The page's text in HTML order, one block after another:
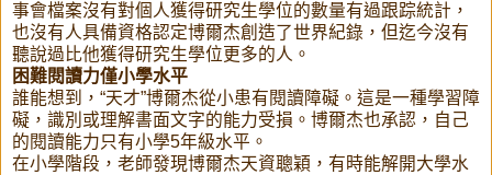
事會檔案沒有對個人獲得研究生學位的數量有過跟踪統計，
也沒有人具備資格認定博爾杰創造了世界紀錄，但迄今沒有
聽說過比他獲得研究生學位更多的人。
困難閱讀力僅小學水平
誰能想到，“天才”博爾杰從小患有閱讀障礙。這是一種學習障
礙，識別或理解書面文字的能力受損。博爾杰也承認，自己
的閱讀能力只有小學5年級水平。
在小學階段，老師發現博爾杰天資聰穎，有時能解開大學水